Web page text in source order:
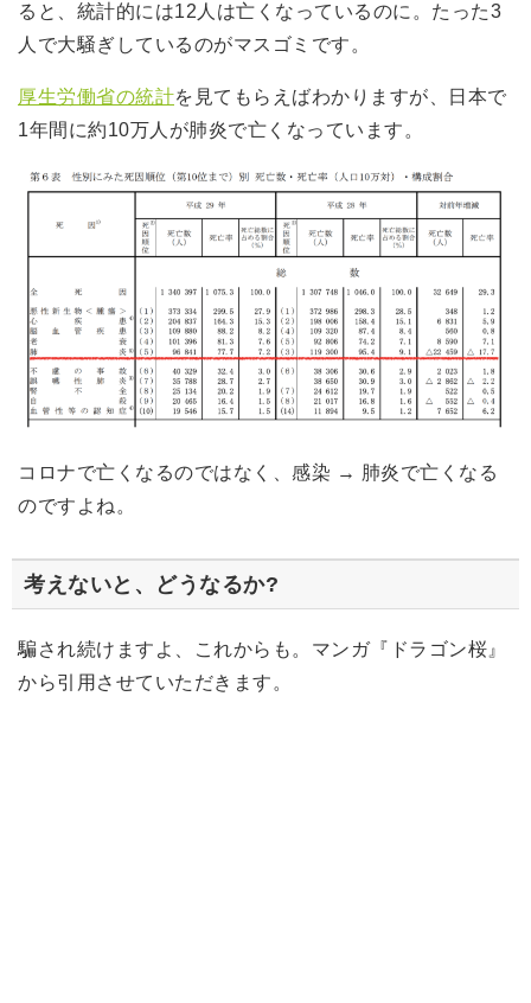
ると、統計的には12人は亡くなっているのに。たった3
人で大騒ぎしているのがマスゴミです。
厚生労働省の統計を見てもらえばわかりますが、日本で
1年間に約10万人が肺炎で亡くなっています。
コロナで亡くなるのではなく、感染 → 肺炎で亡くなる
のですよね。
考えないと、どうなるか?
騙され続けますよ、これからも。マンガ『ドラゴン桜』
から引用させていただきます。